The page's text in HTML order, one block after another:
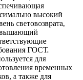
высокий
световозврата,
ГОСТ.
для
временных
а также для